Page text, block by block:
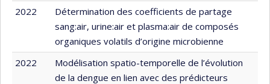
2022
Détermination des coefficients de partage
sang:air, urine:air et plasma:air de composés
organiques volatils d’origine microbienne
2022
Modélisation spatio-temporelle de l’évolution
de la dengue en lien avec des prédicteurs